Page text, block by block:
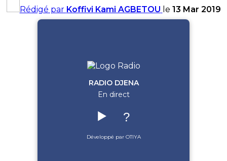
Rédigé par Koffivi Kami AGBETOU le 13 Mar 2019
RADIO DJENA
En direct
▶️ ?
Développé par OTIYA